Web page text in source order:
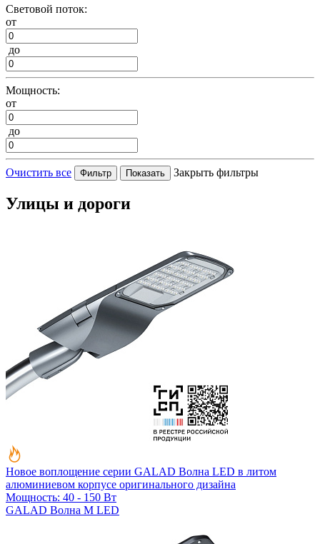
Световой поток:
от
до
Мощность:
от
до
Очистить все Закрыть фильтры
Улицы и дороги
Новое воплощение серии GALAD Волна LED в литом
алюминиевом корпусе оригинального дизайна
Мощность: 40 - 150 Вт
GALAD Волна M LED